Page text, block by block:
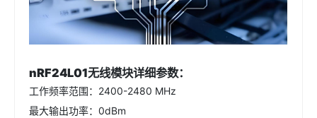
nRF24L01无线模块详细参数：
工作频率范围：2400-2480 MHz
最大输出功率：0dBm